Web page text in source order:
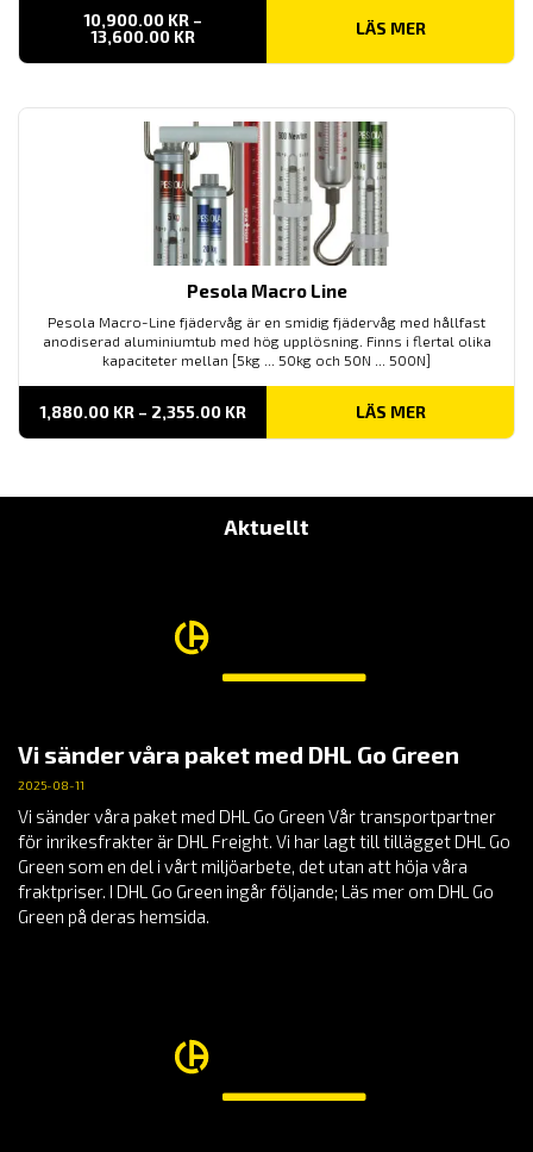
10,900.00 KR –
13,600.00 KRPRISINTERVALL:
TILL
LÄS MER
Pesola Macro Line
Pesola Macro-Line fjädervåg är en smidig fjädervåg med hållfast
anodiserad aluminiumtub med hög upplösning. Finns i flertal olika
kapaciteter mellan [5kg ... 50kg och 50N ... 500N]
1,880.00 KR – 2,355.00 KRPRISINTERVALL:
TILL
LÄS MER
Aktuellt
Vi sänder våra paket med DHL Go Green
2025-08-11
Vi sänder våra paket med DHL Go Green Vår transportpartner
för inrikesfrakter är DHL Freight. Vi har lagt till tillägget DHL Go
Green som en del i vårt miljöarbete, det utan att höja våra
fraktpriser. I DHL Go Green ingår följande; Läs mer om DHL Go
Green på deras hemsida.